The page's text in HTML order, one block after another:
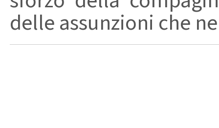
delle assunzioni che